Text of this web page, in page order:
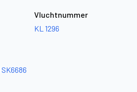
Vluchtnummer
KL 1296
SK6686